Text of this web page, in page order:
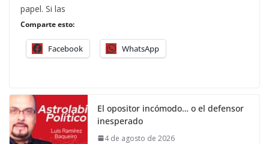
papel. Si las
Comparte esto:
Facebook WhatsApp
El opositor incómodo… o el defensor
inesperado
4 de agosto de 2026